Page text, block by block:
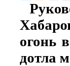
огонь
дотла